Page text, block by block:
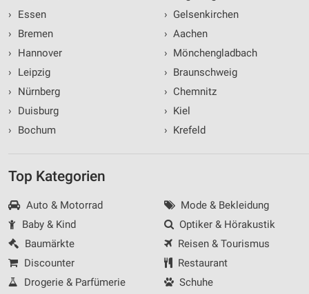
›
Essen
›
Bremen
›
Hannover
›
Leipzig
›
Nürnberg
›
Duisburg
›
Bochum
› Gelsenkirchen
› Aachen
› Mönchengladbach
› Braunschweig
› Chemnitz
› Kiel
› Krefeld
Top Kategorien
Auto & Motorrad
Baby & Kind
Baumärkte
Discounter
Drogerie & Parfümerie
Mode & Bekleidung
Optiker & Hörakustik
Reisen & Tourismus
Restaurant
Schuhe